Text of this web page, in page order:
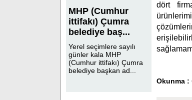
MHP (Cumhur
ittifakı) Çumra
belediye baş...
Yerel seçimlere sayılı
günler kala MHP
(Cumhur ittifakı) Çumra
belediye başkan ad...
dört
Okunma :